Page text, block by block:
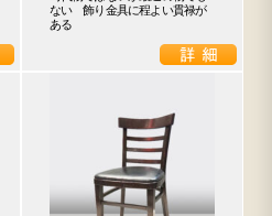
ない　飾り金具に程よい貫禄が
ある